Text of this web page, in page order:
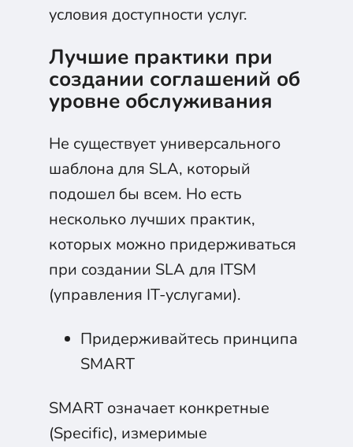
условия доступности услуг.
Лучшие практики при
создании соглашений об
уровне обслуживания
Не существует универсального
шаблона для SLA, который
подошел бы всем. Но есть
несколько лучших практик,
которых можно придерживаться
при создании SLA для ITSM
(управления IT-услугами).
Придерживайтесь принципа
SMART
SMART означает конкретные
(Specific), измеримые